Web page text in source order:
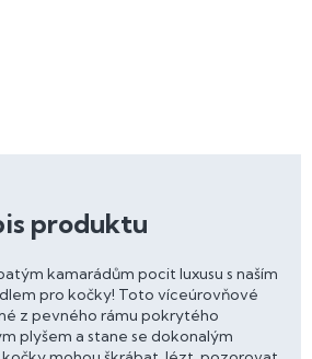
produktu
kamarádům pocit luxusu s naším
pro kočky! Toto víceúrovňové
z pevného rámu pokrytého
plyšem a stane se dokonalým